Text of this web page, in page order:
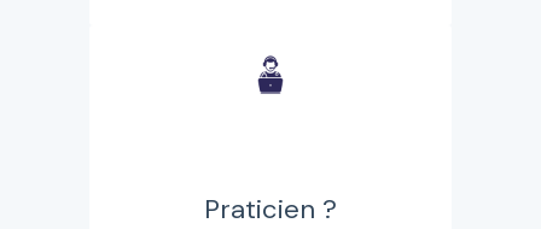
Praticien ?